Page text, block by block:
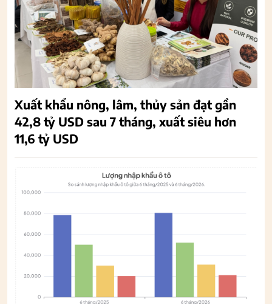
Xuất khẩu nông, lâm, thủy sản đạt gần
42,8 tỷ USD sau 7 tháng, xuất siêu hơn
11,6 tỷ USD